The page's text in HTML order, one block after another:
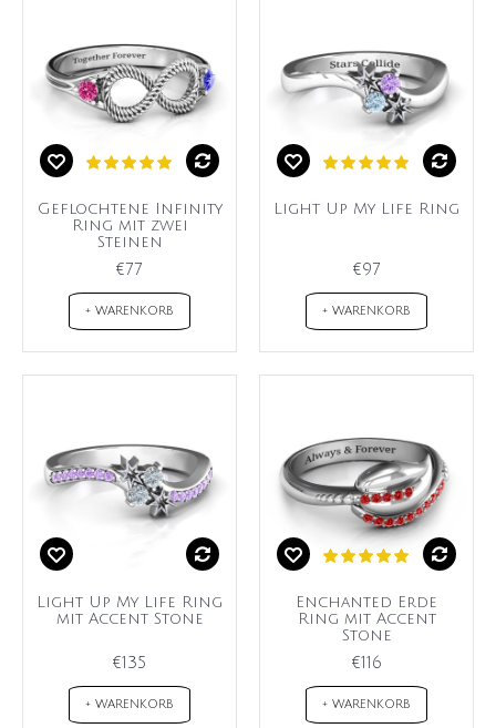
Geflochtene Infinity
Ring mit zwei
Steinen
€77
+ WARENKORB
Light Up My Life Ring
€97
+ WARENKORB
Light Up My Life Ring
mit Accent Stone
€135
+ WARENKORB
Enchanted Erde
Ring mit Accent
Stone
€116
+ WARENKORB